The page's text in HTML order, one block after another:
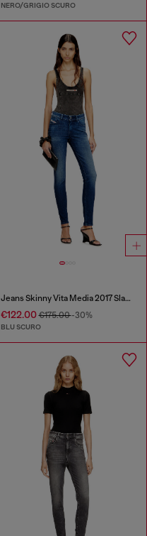
NERO/GRIGIO SCURO
Jeans Skinny Vita Media 2017 Slandy
€122.00€175.00-30%
BLU SCURO